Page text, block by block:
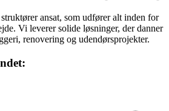
ansat, som udfører alt inden for
Vi leverer solide løsninger, der danner
renovering og udendørsprojekter.